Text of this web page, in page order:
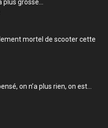
grosse...
mortel de scooter cette
on n’a plus rien, on est...